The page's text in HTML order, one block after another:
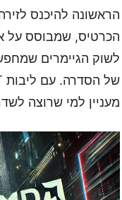
לשוק הגיימרים
מעניין למי שרוצה